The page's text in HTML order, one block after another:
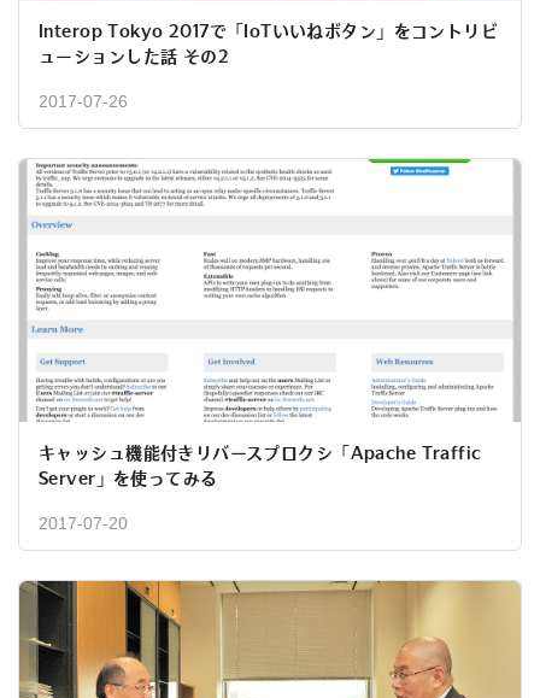
Interop Tokyo 2017で「IoTいいねボタン」をコントリビ
ューションした話 その2
2017-07-26
キャッシュ機能付きリバースプロクシ「Apache Traffic
Server」を使ってみる
2017-07-20